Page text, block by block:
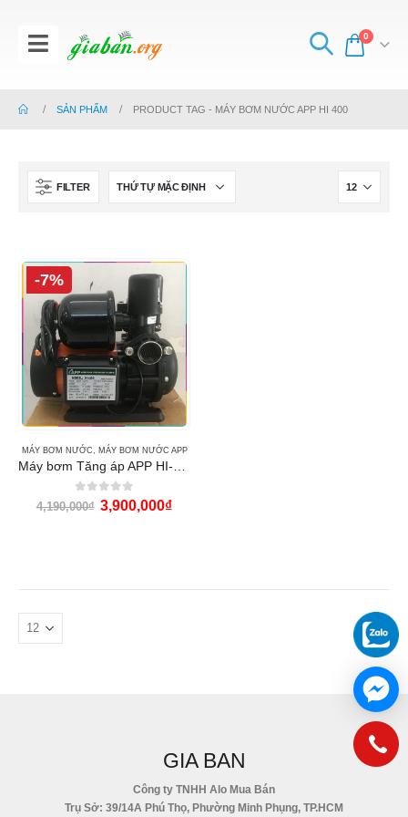
0
SẢN PHẨM PRODUCT TAG - MÁY BƠM NƯỚC APP HI 400
FILTER
-7%
MÁY BƠM NƯỚC MÁY BƠM NƯỚC APP
0out of 5
4,190,000₫ 3,900,000₫
GIA BAN
Công ty TNHH Alo Mua Bán
Trụ Sở: 39/14A Phú Thọ, Phường Minh Phụng, TP.HCM